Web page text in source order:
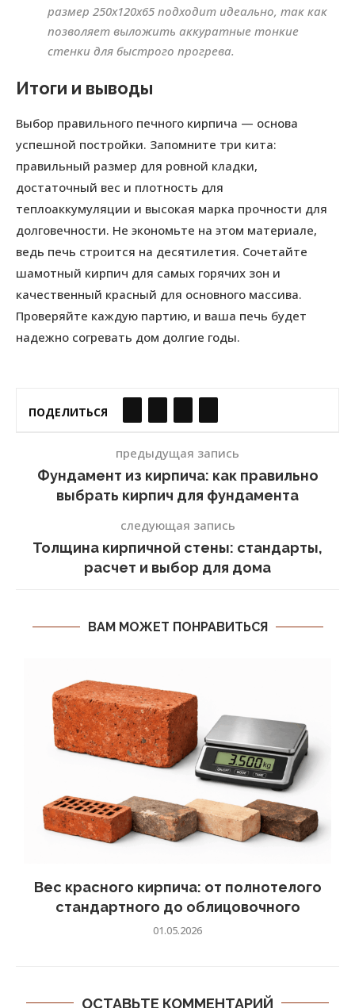
размер 250х120х65 подходит идеально, так как
позволяет выложить аккуратные тонкие
стенки для быстрого прогрева.
Итоги и выводы
Выбор правильного печного кирпича — основа
успешной постройки. Запомните три кита:
правильный размер для ровной кладки,
достаточный вес и плотность для
теплоаккумуляции и высокая марка прочности для
долговечности. Не экономьте на этом материале,
ведь печь строится на десятилетия. Сочетайте
шамотный кирпич для самых горячих зон и
качественный красный для основного массива.
Проверяйте каждую партию, и ваша печь будет
надежно согревать дом долгие годы.
ПОДЕЛИТЬСЯ
предыдущая запись
Фундамент из кирпича: как правильно
выбрать кирпич для фундамента
следующая запись
Толщина кирпичной стены: стандарты,
расчет и выбор для дома
ВАМ МОЖЕТ ПОНРАВИТЬСЯ
Вес красного кирпича: от полнотелого
стандартного до облицовочного
01.05.2026
ОСТАВЬТЕ КОММЕНТАРИЙ